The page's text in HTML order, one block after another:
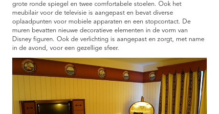
grote ronde spiegel en twee comfortabele stoelen. Ook het
meubilair voor de televisie is aangepast en bevat diverse
oplaadpunten voor mobiele apparaten en een stopcontact. De
muren bevatten nieuwe decoratieve elementen in de vorm van
Disney figuren. Ook de verlichting is aangepast en zorgt, met name
in de avond, voor een gezellige sfeer.